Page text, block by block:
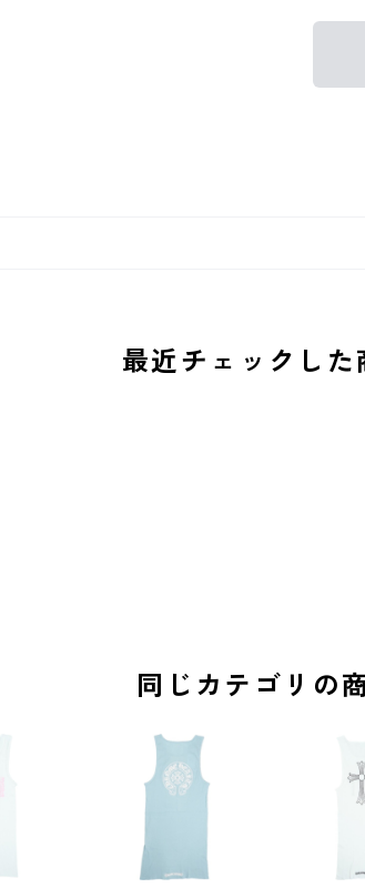
最近チェックした
同じカテゴリの